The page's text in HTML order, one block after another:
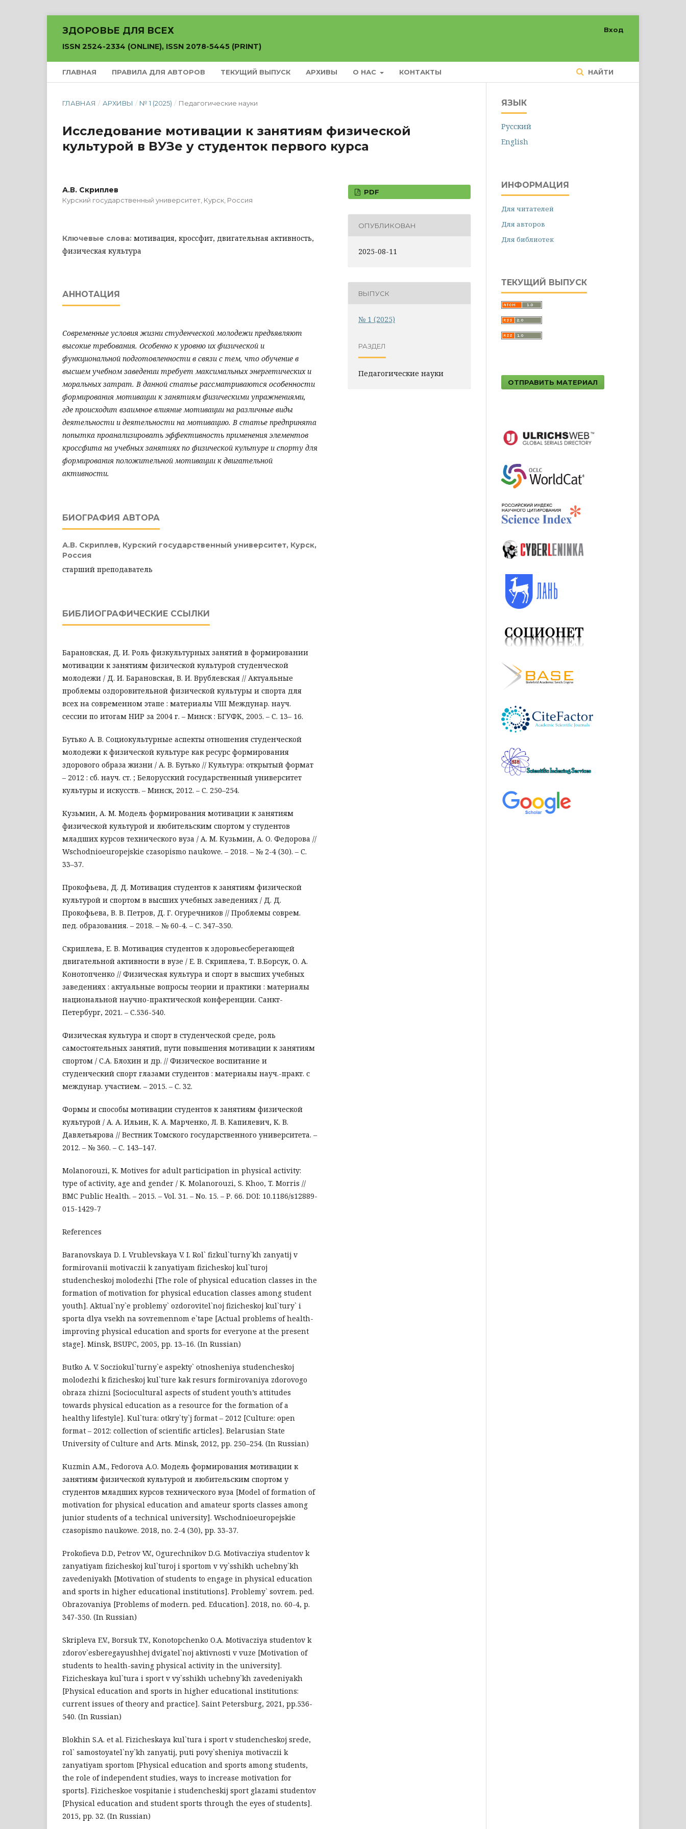
ЗДОРОВЬЕ ДЛЯ ВСЕХ
ISSN 2524-2334 (ONLINE), ISSN 2078-5445 (PRINT)
ГЛАВНАЯ ПРАВИЛА ДЛЯ АВТОРОВ ТЕКУЩИЙ ВЫПУСК АРХИВЫ О НАС КОНТАКТЫ НАЙТИ
Вход
ГЛАВНАЯ / АРХИВЫ / № 1 (2025) / Педагогические науки
Исследование мотивации к занятиям физической
культурой в ВУЗе у студенток первого курса
А.В. Скриплев
Курский государственный университет, Курск, Россия
Ключевые слова: мотивация, кроссфит, двигательная активность,
физическая культура
АННОТАЦИЯ
Современные условия жизни студенческой молодежи предъявляют
высокие требования. Особенно к уровню их физической и
функциональной подготовленности в связи с тем, что обучение в
высшем учебном заведении требует максимальных энергетических и
моральных затрат. В данной статье рассматриваются особенности
формирования мотивации к занятиям физическими упражнениями,
где происходит взаимное влияние мотивации на различные виды
деятельности и деятельности на мотивацию. В статье предпринята
попытка проанализировать эффективность применения элементов
кроссфита на учебных занятиях по физической культуре и спорту для
формирования положительной мотивации к двигательной
активности.
БИОГРАФИЯ АВТОРА
А.В. Скриплев, Курский государственный университет, Курск,
Россия
старший преподаватель
БИБЛИОГРАФИЧЕСКИЕ ССЫЛКИ
Барановская, Д. И. Роль физкультурных занятий в формировании
мотивации к занятиям физической культурой студенческой
молодежи / Д. И. Барановская, В. И. Врублевская // Актуальные
проблемы оздоровительной физической культуры и спорта для
всех на современном этапе : материалы VIII Междунар. науч.
сессии по итогам НИР за 2004 г. – Минск : БГУФК, 2005. – С. 13– 16.
Бутько А. В. Социокультурные аспекты отношения студенческой
молодежи к физической культуре как ресурс формирования
здорового образа жизни / А. В. Бутько // Культура: открытый формат
– 2012 : сб. науч. ст. ; Белорусский государственный университет
культуры и искусств. – Минск, 2012. – С. 250–254.
Кузьмин, А. М. Модель формирования мотивации к занятиям
физической культурой и любительским спортом у студентов
младших курсов технического вуза / А. М. Кузьмин, А. О. Федорова //
Wschodnioeuropejskie czasopismo naukowe. – 2018. – № 2-4 (30). – С.
33–37.
Прокофьева, Д. Д. Мотивация студентов к занятиям физической
культурой и спортом в высших учебных заведениях / Д. Д.
Прокофьева, В. В. Петров, Д. Г. Огуречников // Проблемы соврем.
пед. образования. – 2018. – № 60-4. – С. 347–350.
Скриплева, Е. В. Мотивация студентов к здоровьесберегающей
двигательной активности в вузе / Е. В. Скриплева, Т. В.Борсук, О. А.
Конотопченко // Физическая культура и спорт в высших учебных
заведениях : актуальные вопросы теории и практики : материалы
национальной научно-практической конференции. Санкт-
Петербург, 2021. – С.536-540.
Физическая культура и спорт в студенческой среде, роль
самостоятельных занятий, пути повышения мотивации к занятиям
спортом / С.А. Блохин и др. // Физическое воспитание и
студенческий спорт глазами студентов : материалы науч.-практ. с
междунар. участием. – 2015. – С. 32.
Формы и способы мотивации студентов к занятиям физической
культурой / А. А. Ильин, К. А. Марченко, Л. В. Капилевич, К. В.
Давлетьярова // Вестник Томского государственного университета. –
2012. – № 360. – С. 143–147.
Molanorouzi, K. Motives for adult participation in physical activity:
type of activity, age and gender / K. Molanorouzi, S. Khoo, T. Morris //
BMC Public Health. – 2015. – Vol. 31. – No. 15. – Р. 66. DOI: 10.1186/s12889-
015-1429-7
References
Baranovskaya D. I. Vrublevskaya V. I. Rol` fizkul`turny`kh zanyatij v
formirovanii motivaczii k zanyatiyam fizicheskoj kul`turoj
studencheskoj molodezhi [The role of physical education classes in the
formation of motivation for physical education classes among student
youth]. Aktual`ny`e problemy` ozdorovitel`noj fizicheskoj kul`tury` i
sporta dlya vsekh na sovremennom e`tape [Actual problems of health-
improving physical education and sports for everyone at the present
stage]. Minsk, BSUPC, 2005, pp. 13–16. (In Russian)
Butko A. V. Socziokul`turny`e aspekty` otnosheniya studencheskoj
molodezhi k fizicheskoj kul`ture kak resurs formirovaniya zdorovogo
obraza zhizni [Sociocultural aspects of student youth’s attitudes
towards physical education as a resource for the formation of a
healthy lifestyle]. Kul`tura: otkry`ty`j format – 2012 [Culture: open
format – 2012: collection of scientific articles]. Belarusian State
University of Culture and Arts. Minsk, 2012, pp. 250–254. (In Russian)
Kuzmin A.M., Fedorova A.O. Модель формирования мотивации к
занятиям физической культурой и любительским спортом у
студентов младших курсов технического вуза [Model of formation of
motivation for physical education and amateur sports classes among
junior students of a technical university]. Wschodnioeuropejskie
czasopismo naukowe. 2018, no. 2-4 (30), pp. 33-37.
Prokofieva D.D, Petrov V.V., Ogurechnikov D.G. Motivacziya studentov k
zanyatiyam fizicheskoj kul`turoj i sportom v vy`sshikh uchebny`kh
zavedeniyakh [Motivation of students to engage in physical education
and sports in higher educational institutions]. Problemy` sovrem. ped.
Obrazovaniya [Problems of modern. ped. Education]. 2018, no. 60-4, p.
347-350. (In Russian)
Skripleva E.V., Borsuk T.V., Konotopchenko O.A. Motivacziya studentov k
zdorov`esberegayushhej dvigatel`noj aktivnosti v vuze [Motivation of
students to health-saving physical activity in the university].
Fizicheskaya kul`tura i sport v vy`sshikh uchebny`kh zavedeniyakh
[Physical education and sports in higher educational institutions:
current issues of theory and practice]. Saint Petersburg, 2021, pp.536-
540. (In Russian)
Blokhin S.A. et al. Fizicheskaya kul`tura i sport v studencheskoj srede,
rol` samostoyatel`ny`kh zanyatij, puti povy`sheniya motivaczii k
zanyatiyam sportom [Physical education and sports among students,
the role of independent studies, ways to increase motivation for
sports]. Fizicheskoe vospitanie i studencheskij sport glazami studentov
[Physical education and student sports through the eyes of students].
2015, pp. 32. (In Russian)
PDF
ОПУБЛИКОВАН
2025-08-11
ВЫПУСК
№ 1 (2025)
РАЗДЕЛ
Педагогические науки
ЯЗЫК
Русский
English
ИНФОРМАЦИЯ
Для читателей
Для авторов
Для библиотек
ТЕКУЩИЙ ВЫПУСК
ОТПРАВИТЬ МАТЕРИАЛ